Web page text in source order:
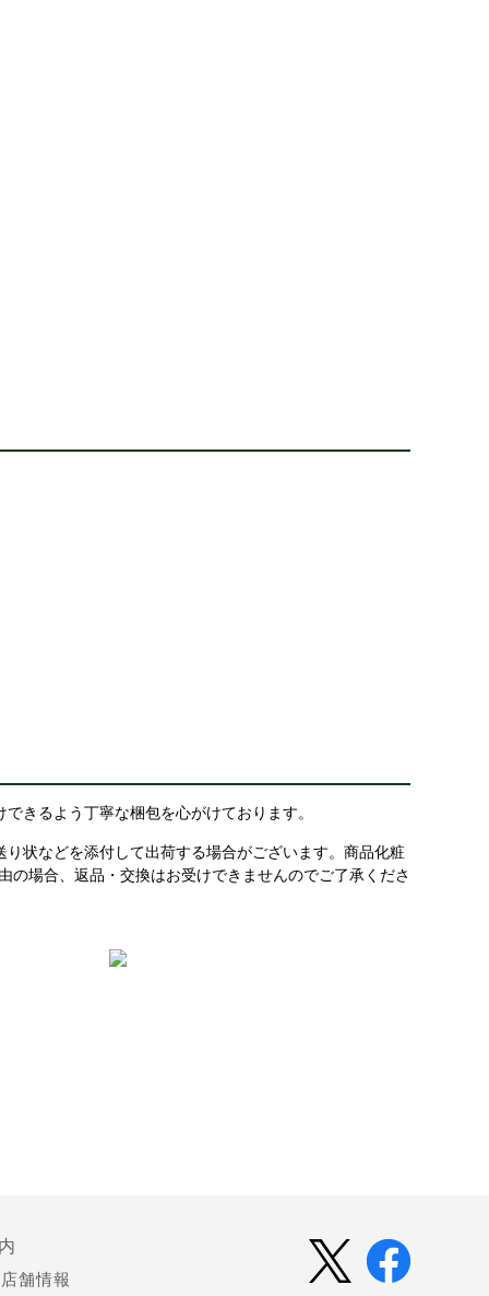
きるよう丁寧な梱包を心がけております。
状などを添付して出荷する場合がございます。商品化粧
場合、返品・交換はお受けできませんのでご了承くださ
店舗情報